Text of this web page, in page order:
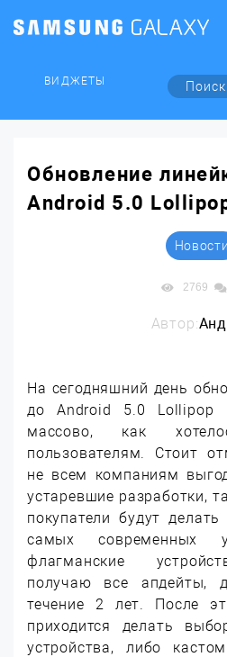
ВИДЖЕТЫ
Обновление
Android 5.0
Новости
2769
Автор:
На сегодняшний день
до Android 5.0 Lollipop
массово, как
пользователям. Стоит
не всем компаниям
устаревшие разработки,
покупатели будут
самых современных
флагманские
получаю все апдейты,
течение 2 лет.
После
приходится делать
устройства, либо